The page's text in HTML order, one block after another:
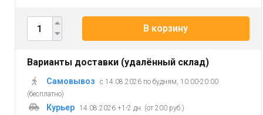
В корзину
Варианты доставки (удалённый склад)
Самовывоз
с 14.08.2026 по будням, 10:00-20:00
(бесплатно)
Курьер 14.08.2026 +1-2 дн. (от 200 руб.)